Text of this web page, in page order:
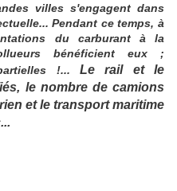
villes s'engagent dans
Pendant ce temps, à
du carburant à la
bénéficient eux ;
!... Le rail et le
le nombre de camions
et le transport maritime